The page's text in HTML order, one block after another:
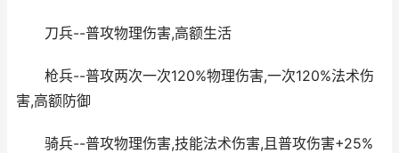
刀兵--普攻物理伤害,高额生活
枪兵--普攻两次一次120%物理伤害,一次120%法术伤
害,高额防御
骑兵--普攻物理伤害,技能法术伤害,且普攻伤害+25%